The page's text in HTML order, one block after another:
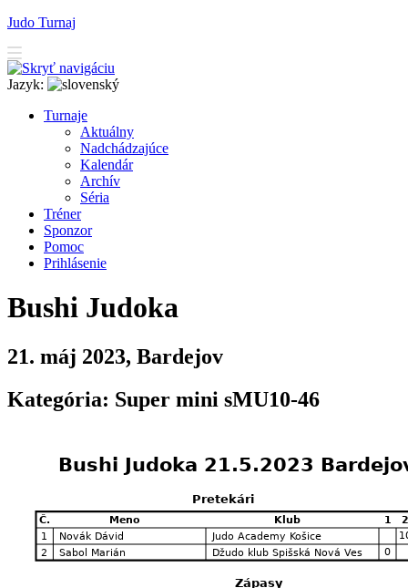
Judo Turnaj
Jazyk:
Turnaje
Aktuálny
Nadchádzajúce
Kalendár
Archív
Séria
Tréner
Sponzor
Pomoc
Prihlásenie
Bushi Judoka
21. máj 2023, Bardejov
Kategória: Super mini sMU10-46